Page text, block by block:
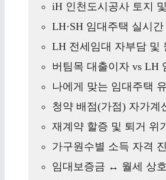
iH 인천도시공사 토지
LH·SH 임대주택 실시
LH 전세임대 자부담 및
버팀목 대출이자 vs LH
나에게 맞는 임대주택
청약 배점(가점) 자가계
재계약 할증 및 퇴거 위
가구원수별 소득 자격 진
임대보증금 ↔ 월세 상